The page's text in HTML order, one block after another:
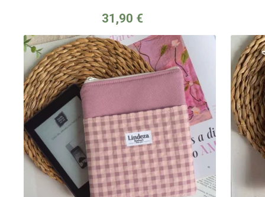
31,90 €